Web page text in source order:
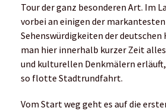
Tour der ganz besonderen Art. Im
vorbei an einigen der markantesten
Sehenswürdigkeiten der deutschen
man hier innerhalb kurzer Zeit
und kulturellen Denkmälern
so flotte Stadtrundfahrt.
Vom Start weg geht es auf die